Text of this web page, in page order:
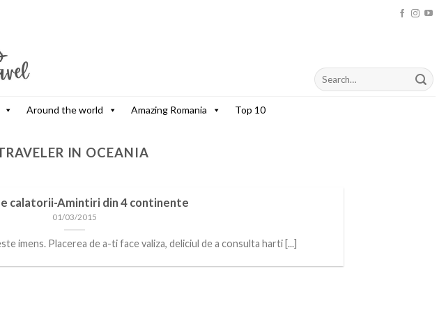
Around the world Amazing Romania Top 10
IN OCEANIA
calatorii-Amintiri din 4 continente
01/03/2015
imens. Placerea de a-ti face valiza, deliciul de a consulta harti [...]